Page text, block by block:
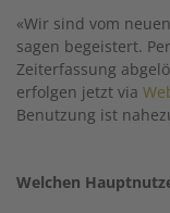
«Wir sind vom
sagen begeistert.
Zeiterfassung
erfolgen jetzt via
Benutzung ist
Welchen